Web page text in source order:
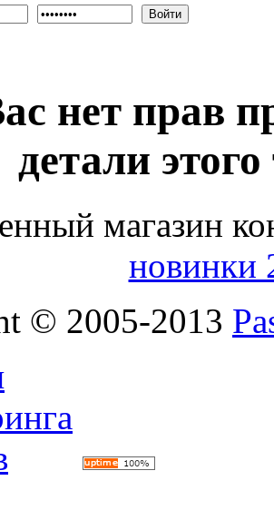
Войти
нет прав
детали
магазин
новинки
© 2005-2013